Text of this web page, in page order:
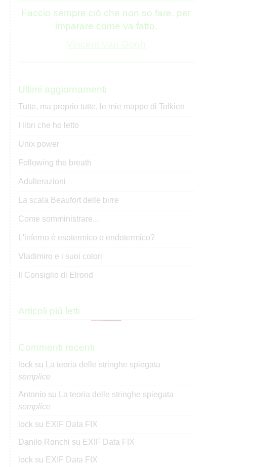
Faccio sempre ciò che non so fare, per
imparare come va fatto.
Ultimi aggiornamenti
Tutte, ma proprio tutte, le mie mappe di Tolkien
I libri che ho letto
Unix power
Following the breath
Adulterazioni
La scala Beaufort delle birre
Come somministrare...
L'inferno è esotermico o endotermico?
Vladimiro e i suoi colori
Il Consiglio di Elrond
Articoli più letti
Commenti recenti
lock su
La teoria delle stringhe spiegata
semplice
Antonio su
La teoria delle stringhe spiegata
semplice
lock su EXIF Data FIX
Danilo Ronchi su EXIF Data FIX
lock su EXIF Data FIX